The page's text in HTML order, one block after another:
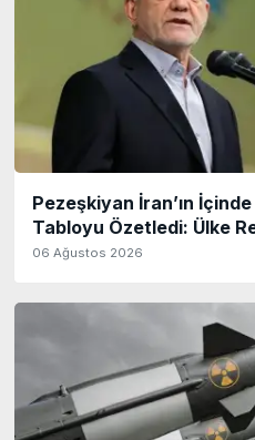
Pezeşkiyan İran’ın
Tabloyu Özetledi: Ülke
06 Ağustos 2026